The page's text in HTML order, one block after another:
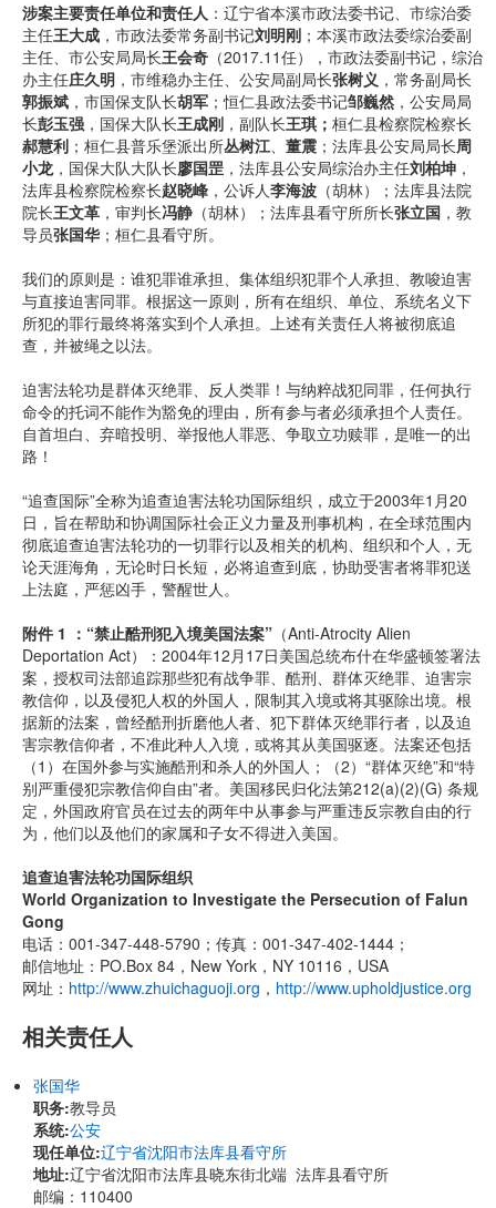
涉案主要责任单位和责任人 ：辽宁省本溪市政法委书记、市综治委
主任王大成 ，市政法委常务副书记刘明刚 ；本溪市政法委综治委副
主任、市公安局局长王会奇 （2017.11任），市政法委副书记，综治
办主任庄久明 ，市维稳办主任、公安局副局长张树义 ，常务副局长
郭振斌 ，市国保支队长胡军 ；恒仁县政法委书记邹巍然 ，公安局局
长彭玉强 ，国保大队长王成刚 ，副队长王琪； 桓仁县检察院检察长
郝慧利 ；桓仁县普乐堡派出所丛树江、 董震 ；法库县公安局局长周
小龙，国保大队大队长廖国罡 ，法库县公安局综治办主任刘柏坤 ，
法库县检察院检察长赵晓峰 ，公诉人李海波 （胡林）；法库县法院
院长王文革 ，审判长冯静 （胡林）；法库县看守所所长张立国 ，教
导员张国华；桓仁县看守所。
我们的原则是：谁犯罪谁承担、集体组织犯罪个人承担、教唆迫害
与直接迫害同罪。根据这一原则，所有在组织、单位、系统名义下
所犯的罪行最终将落实到个人承担。上述有关责任人将被彻底追
查，并被绳之以法。
迫害法轮功是群体灭绝罪、反人类罪！与纳粹战犯同罪，任何执行
命令的托词不能作为豁免的理由，所有参与者必须承担个人责任。
自首坦白、弃暗投明、举报他人罪恶、争取立功赎罪，是唯一的出
路！
“追查国际”全称为追查迫害法轮功国际组织，成立于2003年1月20
日，旨在帮助和协调国际社会正义力量及刑事机构，在全球范围内
彻底追查迫害法轮功的一切罪行以及相关的机构、组织和个人，无
论天涯海角，无论时日长短，必将追查到底，协助受害者将罪犯送
上法庭，严惩凶手，警醒世人。
附件 1 ：“禁止酷刑犯入境美国法案” （Anti-Atrocity Alien
Deportation Act）：2004年12月17日美国总统布什在华盛顿签署法
案，授权司法部追踪那些犯有战争罪、酷刑、群体灭绝罪、迫害宗
教信仰，以及侵犯人权的外国人，限制其入境或将其驱除出境。根
据新的法案，曾经酷刑折磨他人者、犯下群体灭绝罪行者，以及迫
害宗教信仰者，不准此种人入境，或将其从美国驱逐。法案还包括
（1）在国外参与实施酷刑和杀人的外国人；（2）“群体灭绝”和“特
别严重侵犯宗教信仰自由”者。美国移民归化法第212(a)(2)(G) 条规
定，外国政府官员在过去的两年中从事参与严重违反宗教自由的行
为，他们以及他们的家属和子女不得进入美国。
追查迫害法轮功国际组织
World Organization to Investigate the Persecution of Falun
Gong
电话：001-347-448-5790；传真：001-347-402-1444；
邮信地址：PO.Box 84，New York，NY 10116，USA
网址： http://www.zhuichaguoji.org ， http://www.upholdjustice.org
相关责任人
张国华
职务:教导员
系统:公安
现任单位:辽宁省沈阳市法库县看守所
地址:辽宁省沈阳市法库县晓东街北端 法库县看守所
邮编：110400